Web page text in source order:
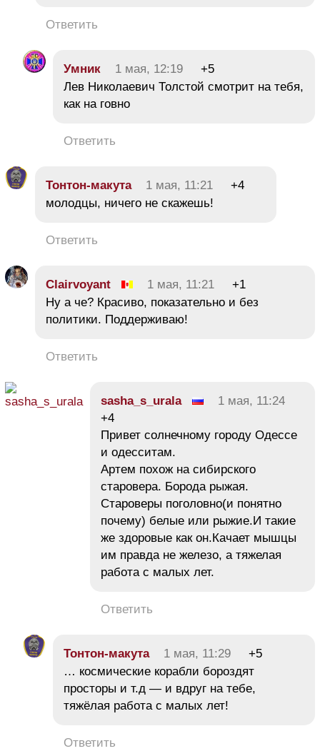
Ответить
Умник 1 мая, 12:19
+5
Лев Николаевич Толстой смотрит на тебя,
как на говно
Ответить
Тонтон-макута 1 мая, 11:21
+4
молодцы, ничего не скажешь!
Ответить
Clairvoyant 1 мая, 11:21
+1
Ну а че? Красиво, показательно и без
политики. Поддерживаю!
Ответить
sasha_s_urala
1 мая, 11:24
+4
Привет солнечному городу Одессе
и одесситам.
Артем похож на сибирского
старовера. Борода рыжая.
Староверы поголовно(и понятно
почему) белые или рыжие.И такие
же здоровые как он.Качает мышцы
им правда не железо, а тяжелая
работа с малых лет.
Ответить
Тонтон-макута 1 мая, 11:29
+5
… космические корабли бороздят
просторы и т.д — и вдруг на тебе,
тяжёлая работа с малых лет!
Ответить